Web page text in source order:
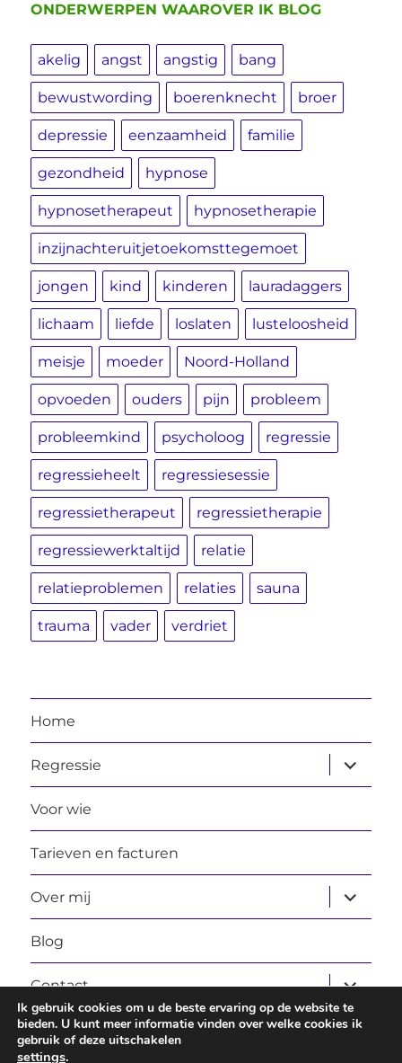
ONDERWERPEN WAAROVER IK BLOG
akelig angst angstig bang
bewustwording boerenknecht broer
depressie eenzaamheid familie
gezondheid hypnose
hypnosetherapeut hypnosetherapie
inzijnachteruitjetoekomsttegemoet
jongen kind kinderen lauradaggers
lichaam liefde loslaten lusteloosheid
meisje moeder Noord-Holland
opvoeden ouders pijn probleem
probleemkind psycholoog regressie
regressieheelt regressiesessie
regressietherapeut regressietherapie
regressiewerktaltijd relatie
relatieproblemen relaties sauna
trauma vader verdriet
Home
Regressie
Voor wie
Tarieven en facturen
Over mij
Blog
Contact
Laura Daggers Privacybeleid
Ik gebruik cookies om u de beste ervaring op de website te
bieden. U kunt meer informatie vinden over welke cookies ik
gebruik of deze uitschakelen
settings.